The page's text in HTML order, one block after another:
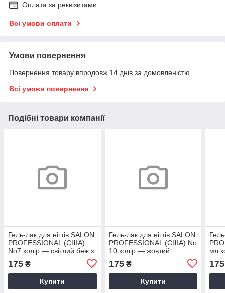
Оплата за реквізитами
Всі умови оплати
Умови повернення
Повернення товару впродовж 14 днів за домовленістю
Всі умови повернення
Подібні товари компанії
Гель-лак для нігтів SALON
PROFESSIONAL (CША)
No7 колір — світлий беж з
175 ₴
Купити
Гель-лак для нігтів SALON
PROFESSIONAL (CША) No
10 колір — жовтий
175₴
Купити
мл
175